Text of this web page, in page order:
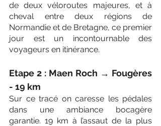
de deux véloroutes majeures, et à
cheval entre deux régions de
Normandie et de Bretagne, ce premier
jour est un incontournable des
voyageurs en itinérance.
Etape 2 : Maen Roch → Fougères
- 19 km
Sur ce tracé on caresse les pédales
dans une ambiance bocagère
garantie. 19 km à l’assaut de la plus